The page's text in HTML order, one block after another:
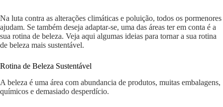
Na luta contra as alterações climáticas e poluição, todos os pormenores
ajudam. Se também deseja adaptar-se, uma das áreas ter em conta é a
sua rotina de beleza. Veja aqui algumas ideias para tornar a sua rotina
de beleza mais sustentável.
Rotina de Beleza Sustentável
A beleza é uma área com abundancia de produtos, muitas embalagens,
químicos e demasiado desperdício.